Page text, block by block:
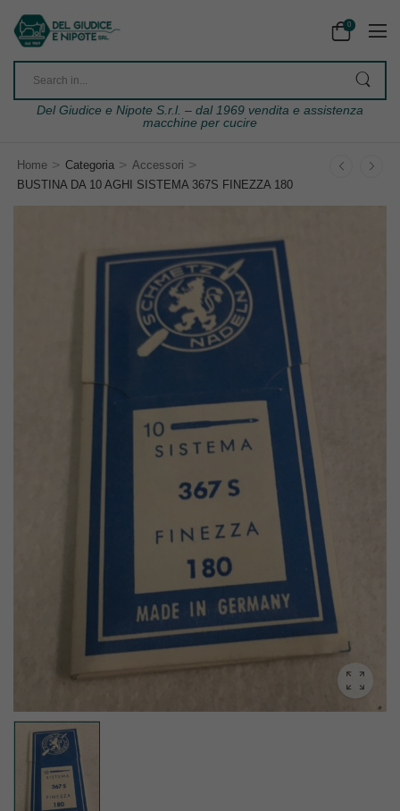
0
Del Giudice e Nipote S.r.l. – dal 1969 vendita e assistenza
macchine per cucire
Home > Categoria > Accessori >
BUSTINA DA 10 AGHI SISTEMA 367S FINEZZA 180